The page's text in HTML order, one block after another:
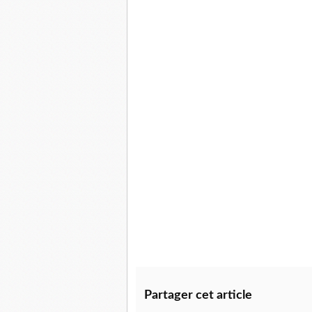
Partager cet article